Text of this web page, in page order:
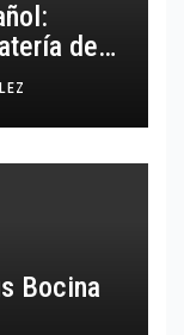
de
Bocina